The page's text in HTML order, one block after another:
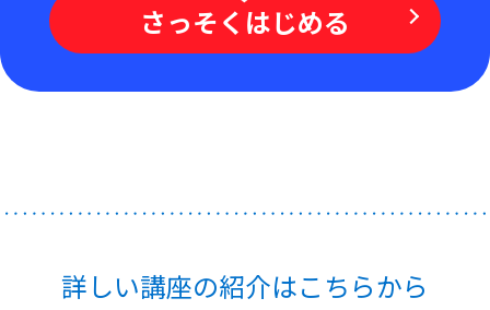
さっそくはじめる
詳しい講座の紹介はこちらから